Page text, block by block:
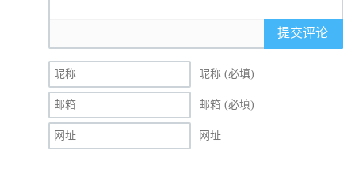
提交评论
昵称 (必填)
邮箱 (必填)
网址